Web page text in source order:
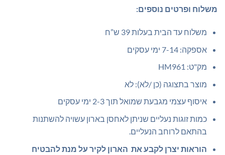
משלוח ופרטים נוספים:
משלוח עד הבית בעלות 39 ש”ח
אספקה: 7-14 ימי עסקים
מק"ט: HM961
מוצר בתצוגה (כן /לא): לא
איסוף עצמי מגבעת שמואל תוך 2-3 ימי עסקים
כמות זוגות נעליים שניתן לאחסן בארון עשויה להשתנות
בהתאם לרוחב הנעליים.
הוראות יצרן לקבע את הארון לקיר על מנת להבטיח